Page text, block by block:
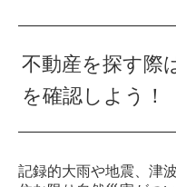
不動産を探す際
を確認しよう！
記録的大雨や地震、津